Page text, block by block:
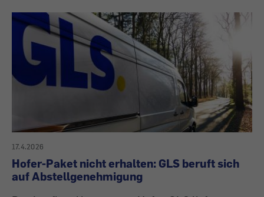
17.4.2026
Hofer-Paket nicht erhalten: GLS beruft sich
auf Abstellgenehmigung